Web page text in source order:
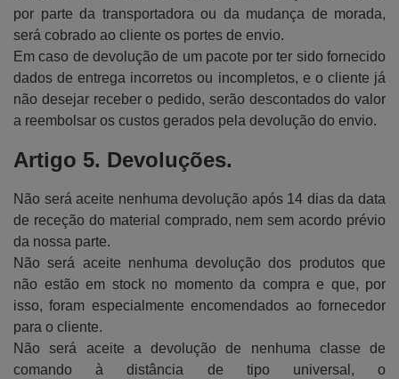
por parte da transportadora ou da mudança de morada,
será cobrado ao cliente os portes de envio.
Em caso de devolução de um pacote por ter sido fornecido
dados de entrega incorretos ou incompletos, e o cliente já
não desejar receber o pedido, serão descontados do valor
a reembolsar os custos gerados pela devolução do envio.
Artigo 5. Devoluções.
Não será aceite nenhuma devolução após 14 dias da data
de receção do material comprado, nem sem acordo prévio
da nossa parte.
Não será aceite nenhuma devolução dos produtos que
não estão em stock no momento da compra e que, por
isso, foram especialmente encomendados ao fornecedor
para o cliente.
Não será aceite a devolução de nenhuma classe de
comando à distância de tipo universal, o